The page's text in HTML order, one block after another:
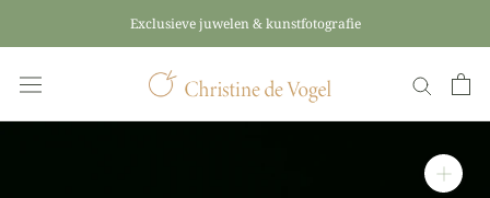
to
Exclusieve juwelen & kunstfotografie